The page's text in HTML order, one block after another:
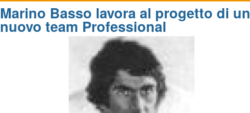
Marino Basso lavora al progetto di un
nuovo team Professional